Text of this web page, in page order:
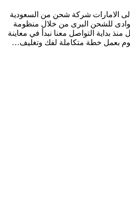
الامارات شركة شحن من السعودية
للشحن البرى من خلال منظومة
بداية التواصل معنا نبدأ في معاينة
بعمل خطة متكاملة لفك وتغليف…